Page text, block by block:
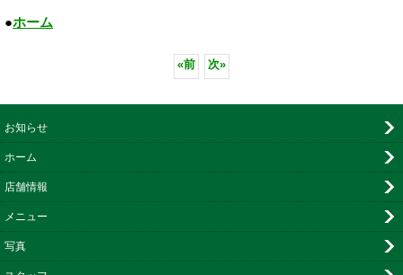
●ホーム
«前 次»
お知らせ
ホーム
店舗情報
メニュー
写真